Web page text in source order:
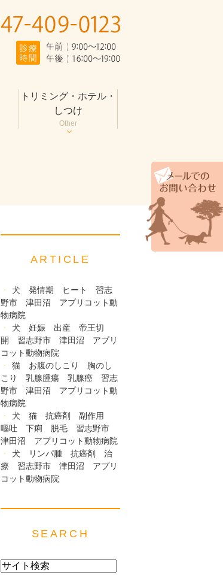
トリミング・ホテル・
しつけ
Other
ARTICLE
犬 発情期 ヒート 習志
野市 津田沼 アプリコット動
物病院
犬 妊娠 出産 帝王切
開 習志野市 津田沼 アプリ
コット動物病院
猫 お腹のしこり 胸のし
こり 乳腺腫瘍 乳腺癌 習志
野市 津田沼 アプリコット動
物病院
犬 猫 抗癌剤 副作用
嘔吐 下痢 脱毛 習志野市
津田沼 アプリコット動物病院
犬 リンパ腫 抗癌剤 治
療 習志野市 津田沼 アプリ
コット動物病院
SEARCH